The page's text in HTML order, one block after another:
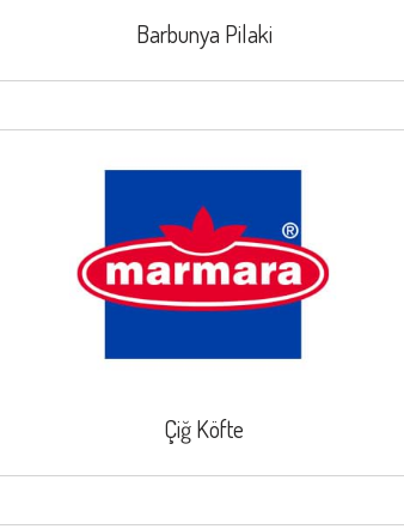
Barbunya Pilaki
Çiğ Köfte